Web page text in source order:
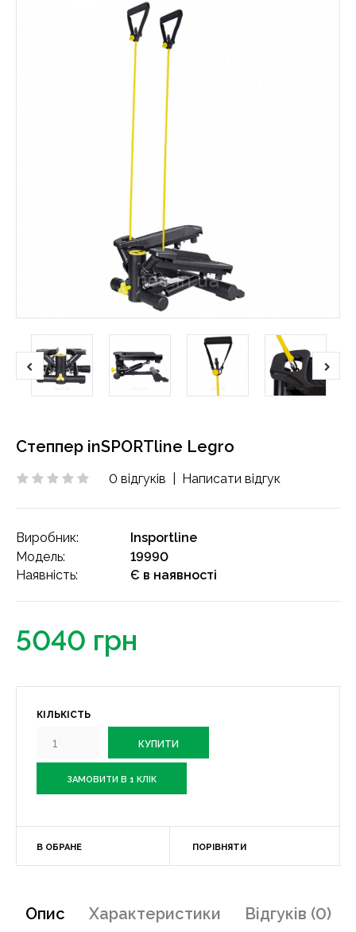
Степпер inSPORTline Legro
0 відгуків Написати відгук
Виробник:
Insportline
Модель:
19990
Наявність:
Є в наявності
5040 грн
КІЛЬКІСТЬ
ЗАМОВИТИ В 1 КЛІК
В ОБРАНЕ ПОРІВНЯТИ
Опис Характеристики Відгуків (0)